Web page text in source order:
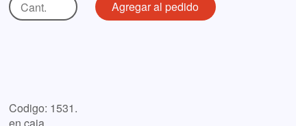
Codigo: 1531.